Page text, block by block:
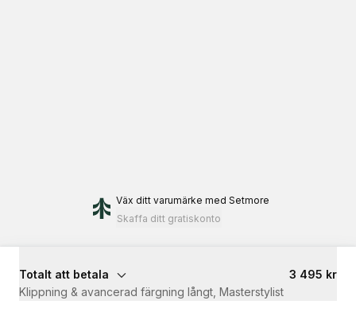
Väx ditt varumärke med Setmore
Skaffa ditt gratiskonto
Totalt att betala
3 495 kr
Klippning & avancerad färgning långt, Masterstylist